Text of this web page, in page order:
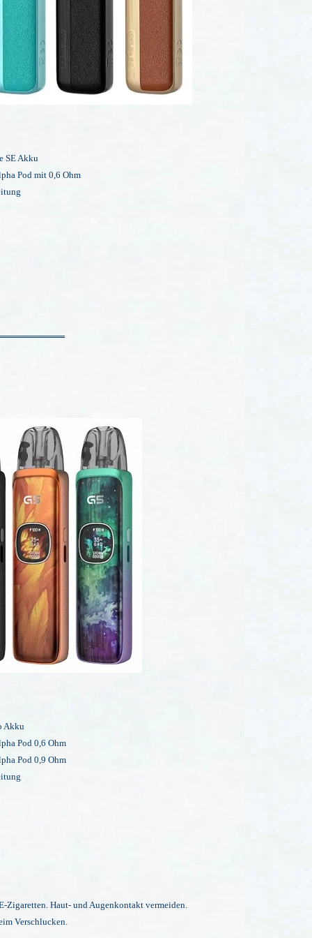
SE Akku
Podmit 0,6 Ohm
Akku
Pod0,6 Ohm
Pod0,9 Ohm
Zigaretten. Haut- und Augenkontakt vermeiden.
Verschlucken.